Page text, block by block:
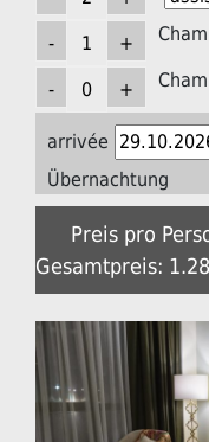
arrivée
Übernachtung
Preis pro
Gesamtpreis: